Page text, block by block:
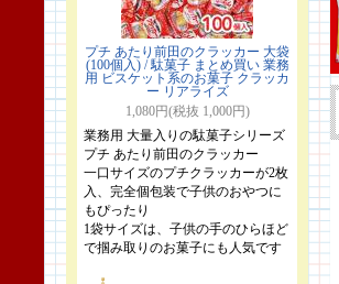
プチ あたり前田のクラッカー 大袋
(100個入) / 駄菓子 まとめ買い 業務
用 ビスケット系のお菓子 クラッカ
ー リアライズ
1,080円(税抜 1,000円)
業務用 大量入りの駄菓子シリーズ
プチ あたり前田のクラッカー
一口サイズのプチクラッカーが2枚
入、完全個包装で子供のおやつに
もぴったり
1袋サイズは、子供の手のひらほど
で掴み取りのお菓子にも人気です